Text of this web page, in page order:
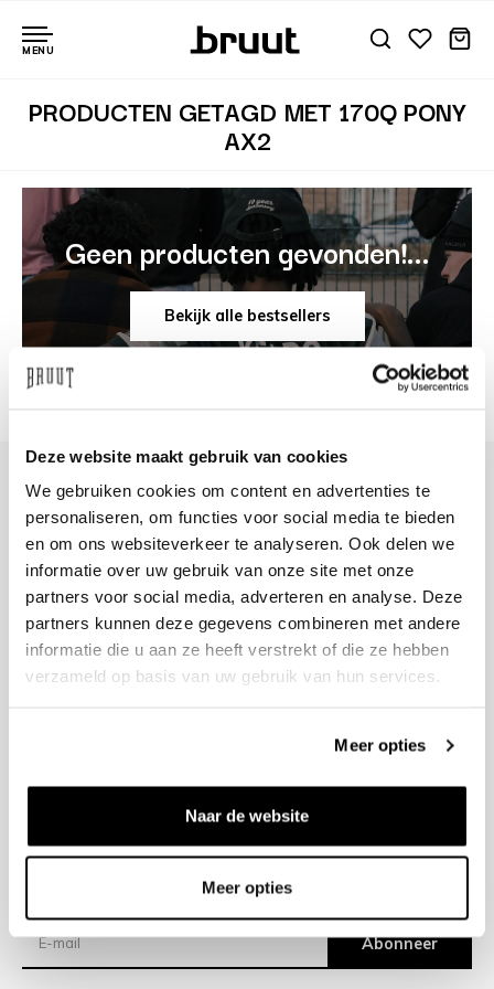
Deze website maakt gebruik van cookies
We gebruiken cookies om content en advertenties te
personaliseren, om functies voor social media te bieden
en om ons websiteverkeer te analyseren. Ook delen we
informatie over uw gebruik van onze site met onze
partners voor social media, adverteren en analyse. Deze
partners kunnen deze gegevens combineren met andere
informatie die u aan ze heeft verstrekt of die ze hebben
verzameld op basis van uw gebruik van hun services.
Meer opties
Naar de website
Meer opties
MENU
PRODUCTEN GETAGD MET 170Q PONY
AX2
Geen producten gevonden!...
Bekijk alle bestsellers
+31 23 205 2006
info@bruut.nl
Contact Formulier
Open 11:00 - 18:30
OPENINGSTIJDEN
Verzending
Abonneer